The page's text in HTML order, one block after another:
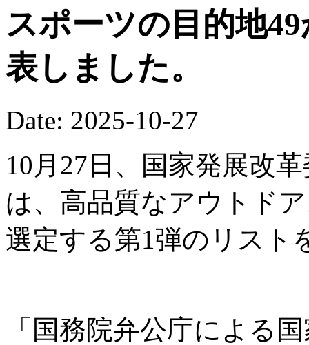
スポーツの目的地
表しました。
Date: 2025-10-27
10月27日、国家発展改
は、高品質なアウトド
選定する第1弾のリスト
「国務院弁公庁による